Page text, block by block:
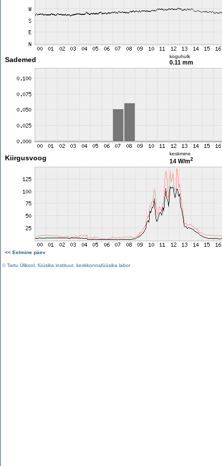
Sademed koguhulk
0.11 mm
Kiirgusvoog
keskmine
14 W/m2
<< Eelmine päev
©Tartu Ülikool füüsika instituut keskkonnafüüsika labor